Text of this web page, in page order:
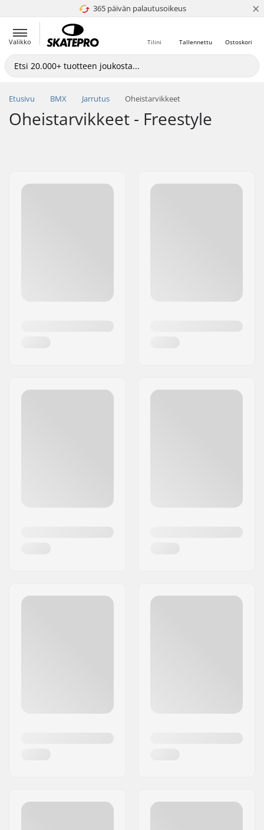
365 päivän palautusoikeus
4.8 / 5 ×
Valikko Ostoskori
Tallennettu
Tilini
Etusivu BMX Jarrutus Oheistarvikkeet
Oheistarvikkeet - Freestyle